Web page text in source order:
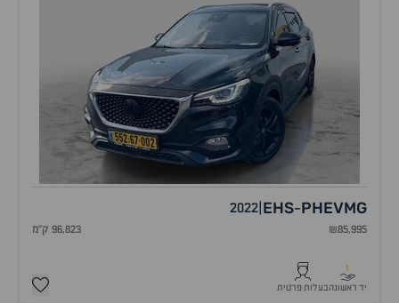
MG
EHS-PHEV
2022
₪85,995 96,823 ק"מ
1
יד ראשונהבעלות פרטית